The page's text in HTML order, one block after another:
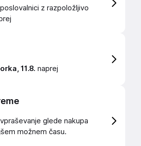
z razpoložljivo
11.8. naprej
glede nakupa
možnem času.